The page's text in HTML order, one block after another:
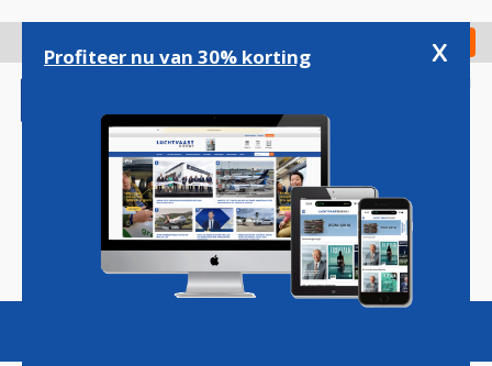
gaan
Check in
Magazine Podcasts Vacatures
Profiteer nu van 30% korting x